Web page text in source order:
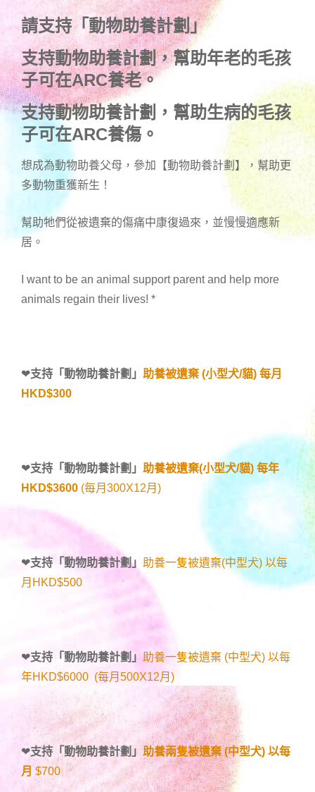
請支持「動物助養計劃」
支持動物助養計劃，幫助年老的毛孩
子可在ARC養老。
支持動物助養計劃，幫助生病的毛孩
子可在ARC養傷。
想成為動物助養父母，參加【動物助養計劃】，幫助更
多動物重獲新生！
幫助牠們從被遺棄的傷痛中康復過來，並慢慢適應新
居。
I want to be an animal support parent and help more
animals regain their lives! *
❤支持「動物助養計劃 」 助養被遺棄 (小型犬/貓) 每月
HKD$300
❤支持「動物助養計劃 」 助養被遺棄(小型犬/貓) 每年
HKD$3600 (每月300X12月)
❤支持「動物助養計劃」 助養一隻被遺棄(中型犬) 以每
月HKD$500
❤支持「動物助養計劃 」 助養一隻被遺棄 (中型犬) 以每
年HKD$6000 (每月500X12月)
❤支持「動物助養計劃 」 助養兩隻被遺棄 (中型犬) 以每
月 $700